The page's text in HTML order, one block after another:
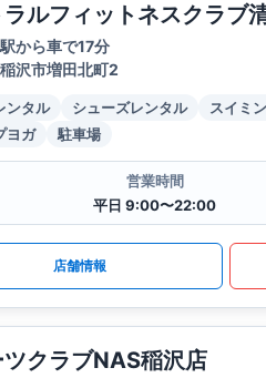
ルフィットネスクラブ
から車で17分
沢市増田北町2
ンタル シューズレンタル スイミ
ヨガ
駐車場
営業時間
平日 9:00〜22:00
店舗情報
クラブNAS稲沢店